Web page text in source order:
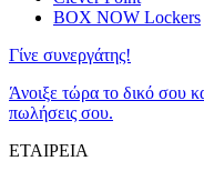
BOX NOW Lockers
Γίνε συνεργάτης!
Άνοιξε τώρα το δικό σου
πωλήσεις σου.
ΕΤΑΙΡΕΙΑ